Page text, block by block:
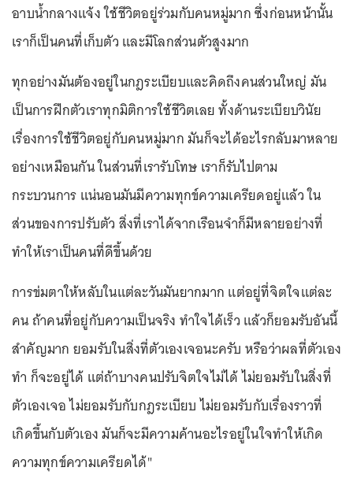
อาบน้ำกลางแจ้ง ใช้ชีวิตอยู่ร่วมกับคนหมู่มาก ซึ่งก่อนหน้านั้น
เราก็เป็นคนที่เก็บตัว และมีโลกส่วนตัวสูงมาก
ทุกอย่างมันต้องอยู่ในกฎระเบียบและคิดถึงคนส่วนใหญ่ มัน
เป็นการฝึกตัวเราทุกมิติการใช้ชีวิตเลย ทั้งด้านระเบียบวินัย
เรื่องการใช้ชีวิตอยู่กับคนหมู่มาก มันก็จะได้อะไรกลับมาหลาย
อย่างเหมือนกัน ในส่วนที่เรารับโทษ เราก็รับไปตาม
กระบวนการ แน่นอนมันมีความทุกข์ความเครียดอยู่แล้ว ใน
ส่วนของการปรับตัว สิ่งที่เราได้จากเรือนจำก็มีหลายอย่างที่
ทำให้เราเป็นคนที่ดีขึ้นด้วย
การข่มตาให้หลับในแต่ละวันมันยากมาก แต่อยู่ที่จิตใจแต่ละ
คน ถ้าคนที่อยู่กับความเป็นจริง ทำใจได้เร็ว แล้วก็ยอมรับอันนี้
สำคัญมาก ยอมรับในสิ่งที่ตัวเองเจอนะครับ หรือว่าผลที่ตัวเอง
ทำ ก็จะอยู่ได้ แต่ถ้าบางคนปรับจิตใจไม่ได้ ไม่ยอมรับในสิ่งที่
ตัวเองเจอ ไม่ยอมรับกับกฎระเบียบ ไม่ยอมรับกับเรื่องราวที่
เกิดขึ้นกับตัวเอง มันก็จะมีความค้านอะไรอยู่ในใจทำให้เกิด
ความทุกข์ความเครียดได้"